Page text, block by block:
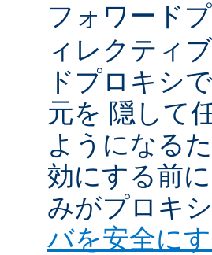
フォワード
ィレクティ
ドプロキシ
元を 隠して
ようになる
効にする前
みがプロキ
バを安全に